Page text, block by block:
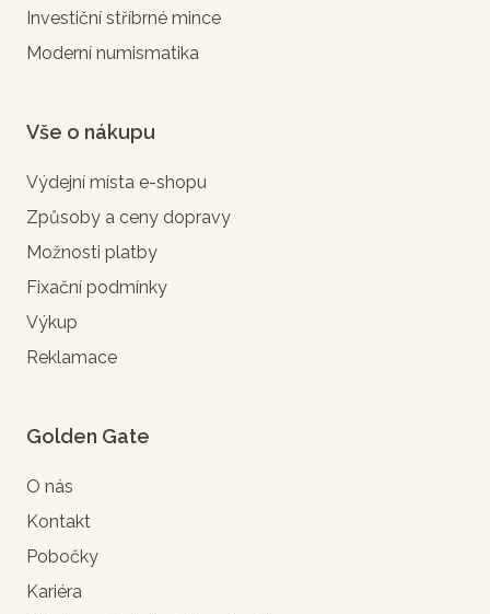
Investiční stříbrné mince
Moderní numismatika
Vše o nákupu
Výdejní místa e-shopu
Způsoby a ceny dopravy
Možnosti platby
Fixační podmínky
Výkup
Reklamace
Golden Gate
O nás
Kontakt
Pobočky
Kariéra